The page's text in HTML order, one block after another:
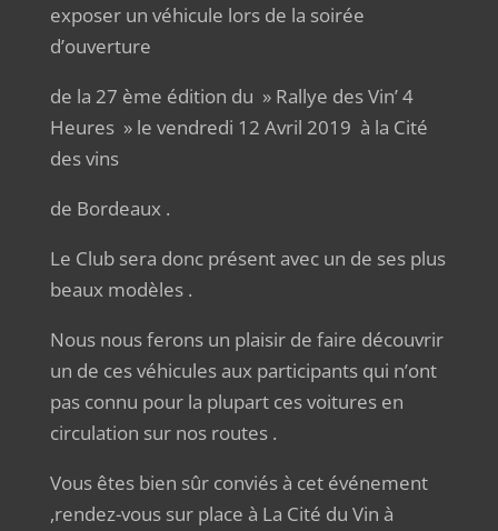
exposer un véhicule lors de la soirée
d’ouverture
de la 27 ème édition du » Rallye des Vin’ 4
Heures » le vendredi 12 Avril 2019 à la Cité
des vins
de Bordeaux .
Le Club sera donc présent avec un de ses plus
beaux modèles .
Nous nous ferons un plaisir de faire découvrir
un de ces véhicules aux participants qui n’ont
pas connu pour la plupart ces voitures en
circulation sur nos routes .
Vous êtes bien sûr conviés à cet événement
,rendez-vous sur place à La Cité du Vin à